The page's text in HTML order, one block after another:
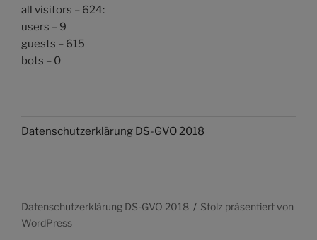
all visitors – 624:
users – 9
guests – 615
bots – 0
Datenschutzerklärung DS-GVO 2018
Datenschutzerklärung DS-GVO 2018
Stolz präsentiert von
WordPress